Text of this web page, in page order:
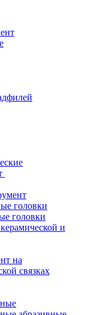
головки
головки
и
на
связках